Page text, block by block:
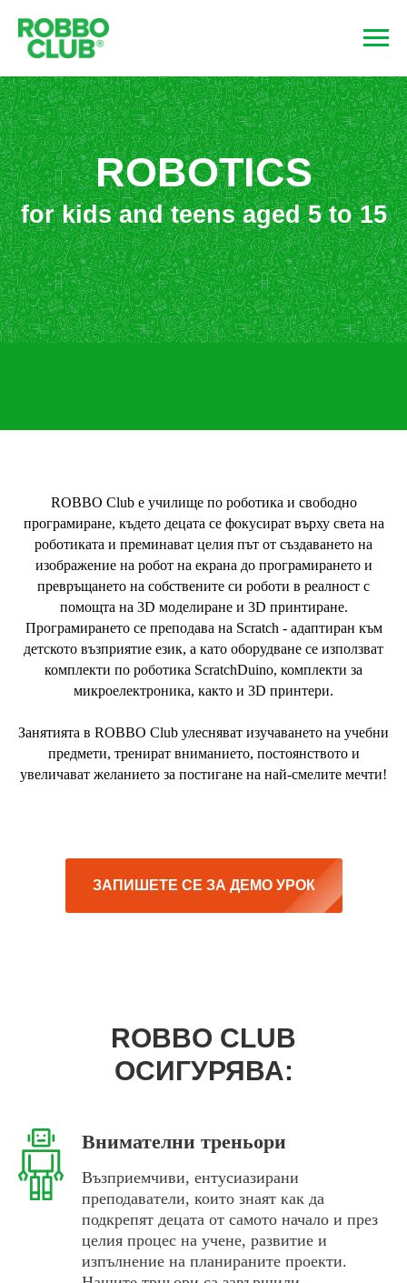
for kids and teens aged 5 to 15
ROBOTICS
ROBBO Club е училище по роботика и свободно
програмиране, където децата се фокусират върху света на
роботиката и преминават целия път от създаването на
изображение на робот на екрана до програмирането и
превръщането на собствените си роботи в реалност с
помощта на 3D моделиране и 3D принтиране.
Програмирането се преподава на Scratch - адаптиран към
детското възприятие език, а като оборудване се използват
комплекти по роботика ScratchDuino, комплекти за
микроелектроника, както и 3D принтери.
Занятията в ROBBO Club улесняват изучаването на учебни
предмети, тренират вниманието, постоянството и
увеличават желанието за постигане на най-смелите мечти!
ЗАПИШЕТЕ СЕ ЗА ДЕМО УРОК
ROBBO CLUB
ОСИГУРЯВА:
Внимателни треньори
Възприемчиви, ентусиазирани
преподаватели, които знаят как да
подкрепят децата от самото начало и през
целия процес на учене, развитие и
изпълнение на планираните проекти.